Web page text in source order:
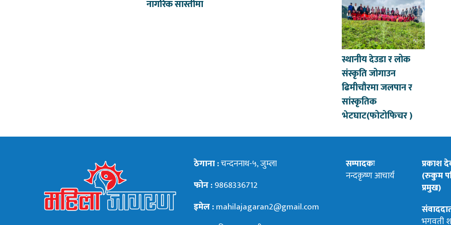
नागरिक सास्तीमा
स्थानीय देउडा र लोक
संस्कृति जोगाउन
ढिमीचौरमा जलपान र
सांस्कृतिक
भेटघाट(फोटोफिचर )
ठेगाना :चन्दननाथ-५, जुम्ला
फोन :9868336712
इमेल :mahilajagaran2@gmail.com
सम्पादकः
नन्दकृष्ण आचार्य
प्रकाश
(रुकुम
प्रमुख)
भगवती